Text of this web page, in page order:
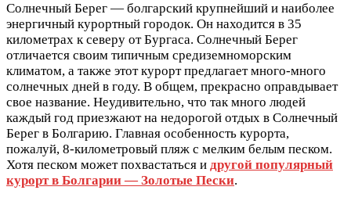
Солнечный Берег — болгарский крупнейший и наиболее
энергичный курортный городок. Он находится в 35
километрах к северу от Бургаса. Солнечный Берег
отличается своим типичным средиземноморским
климатом, а также этот курорт предлагает много-много
солнечных дней в году. В общем, прекрасно оправдывает
свое название. Неудивительно, что так много людей
каждый год приезжают на недорогой отдых в Солнечный
Берег в Болгарию. Главная особенность курорта,
пожалуй, 8-километровый пляж с мелким белым песком.
Хотя песком может похвастаться и другой популярный
курорт в Болгарии — Золотые Пески.